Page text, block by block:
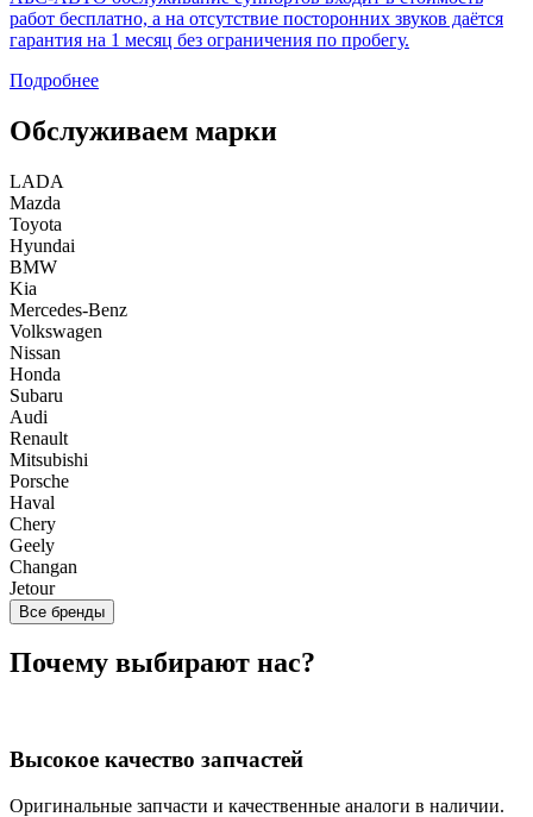
работ бесплатно, а на отсутствие посторонних звуков даётся
гарантия на 1 месяц без ограничения по пробегу.
Подробнее
Обслуживаем марки
LADA
Mazda
Toyota
Hyundai
BMW
Kia
Mercedes-Benz
Volkswagen
Nissan
Honda
Subaru
Audi
Renault
Mitsubishi
Porsche
Haval
Chery
Geely
Changan
Jetour
Все бренды
Почему выбирают нас?
Высокое качество запчастей
Оригинальные запчасти и качественные аналоги в наличии.